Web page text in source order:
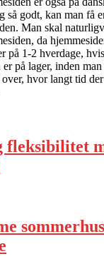
så godt, kan man få
Man skal
da
på 1-2 hverdage,
på lager, inden
over, hvor langt tid
fleksibilitet